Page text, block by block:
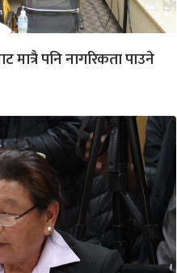
पनि नागरिकता पाउने